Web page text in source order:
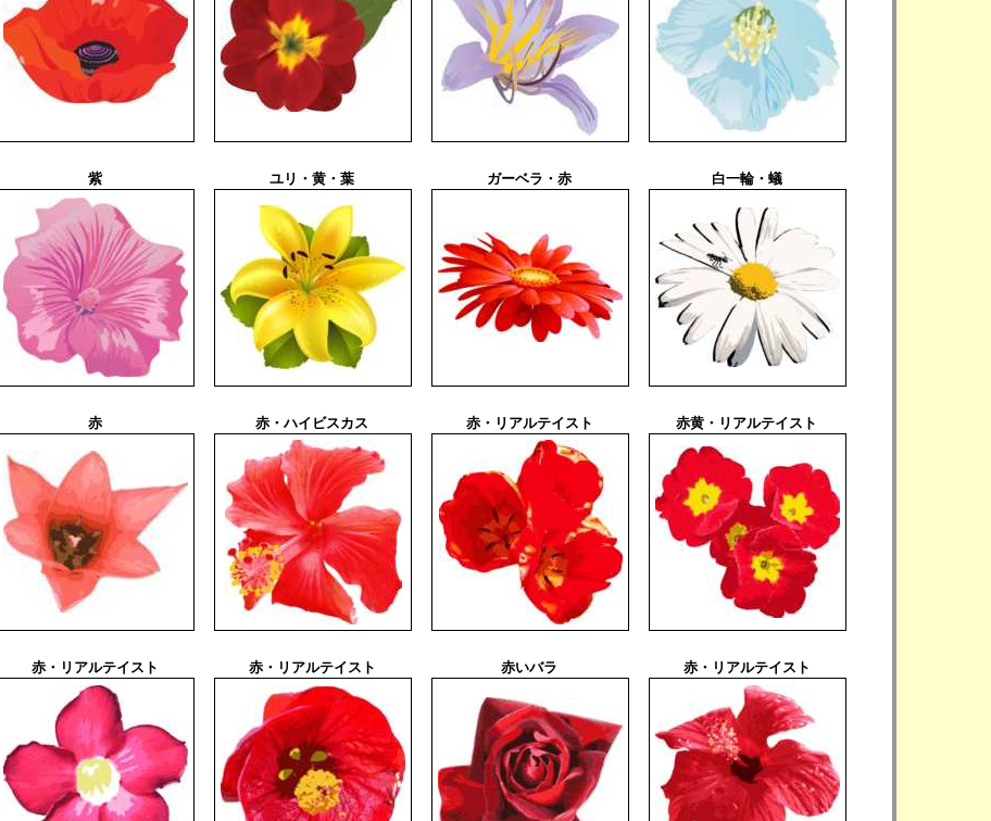
紫 ユリ・黄・葉 ガーベラ・赤 白一輪・蟻
赤 赤・ハイビスカス 赤・リアルテイスト 赤黄・リアルテイスト
赤・リアルテイスト 赤・リアルテイスト 赤いバラ 赤・リアルテイスト